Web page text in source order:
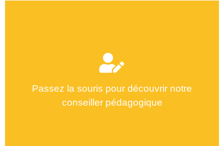
Passez la souris pour découvrir notre
conseiller pédagogique
Ines Karmous